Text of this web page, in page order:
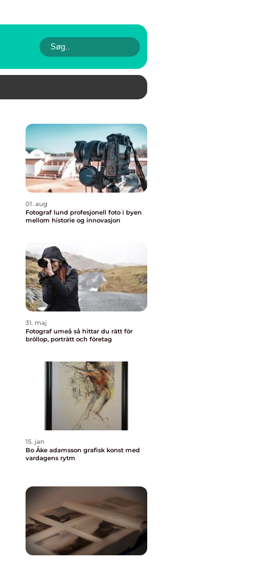
01. aug
Fotograf lund profesjonell foto i byen
mellom historie og innovasjon
31. maj
Fotograf umeå så hittar du rätt för
bröllop, porträtt och företag
15. jan
Bo Åke adamsson grafisk konst med
vardagens rytm